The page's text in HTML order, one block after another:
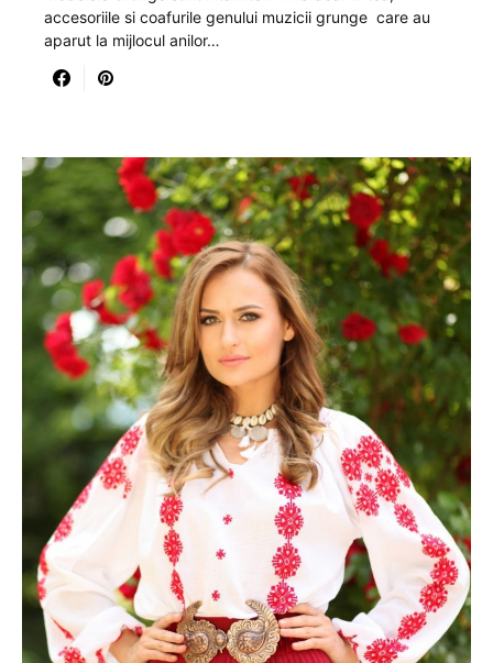
accesoriile si coafurile genului muzicii grunge care au
aparut la mijlocul anilor…